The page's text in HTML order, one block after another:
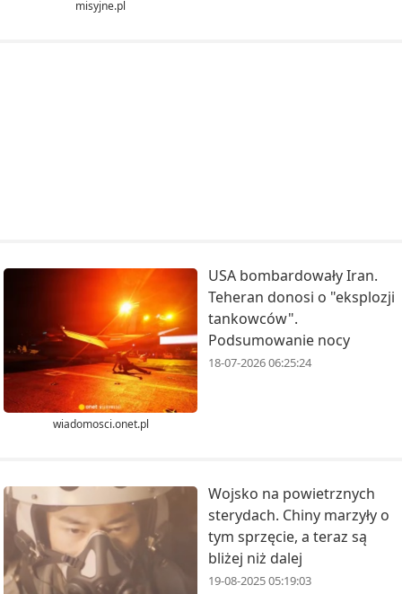
misyjne.pl
wiadomosci.onet.pl
USA bombardowały Iran.
Teheran donosi o "eksplozji
tankowców".
Podsumowanie nocy
18-07-2026 06:25:24
Wojsko na powietrznych
sterydach. Chiny marzyły o
tym sprzęcie, a teraz są
bliżej niż dalej
19-08-2025 05:19:03